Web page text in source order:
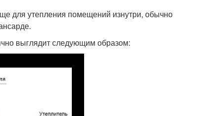
для утепления помещений изнутри, обычно
выглядит следующим образом: